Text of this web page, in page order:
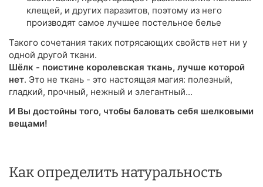
клещей, и других паразитов, поэтому из него
производят самое лучшее постельное белье
Такого сочетания таких потрясающих свойств нет ни у
одной другой ткани.
Шёлк - поистине королевская ткань, лучше которой
нет. Это не ткань - это настоящая магия: полезный,
гладкий, прочный, нежный и элегантный...
И Вы достойны того, чтобы баловать себя шелковыми
вещами!
Как определить натуральность